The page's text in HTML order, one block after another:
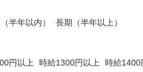
半年以内） 長期（半年以上）
円以上 時給1300円以上 時給1400